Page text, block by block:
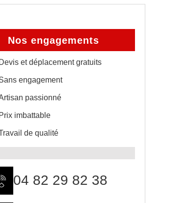
Nos engagements
Devis et déplacement gratuits
engagement
passionné
Prix imbattable
de qualité
04 82 29 82 38